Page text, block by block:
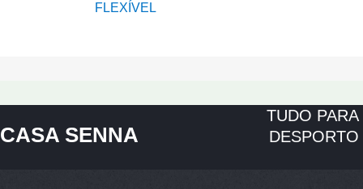
FLEXÍVEL
CASA SENNA
TUDO PARA
DESPORTO